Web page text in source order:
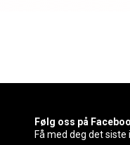
Følg oss på
Få med deg det